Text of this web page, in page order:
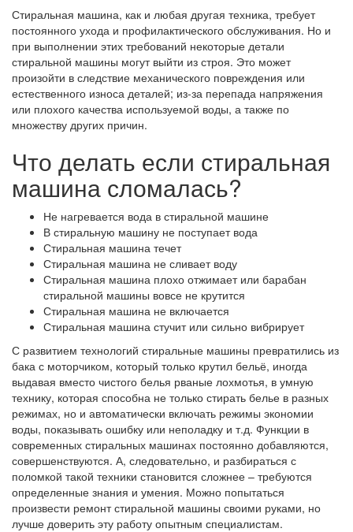
Стиральная машина, как и любая другая техника, требует
постоянного ухода и профилактического обслуживания. Но и
при выполнении этих требований некоторые детали
стиральной машины могут выйти из строя. Это может
произойти в следствие механического повреждения или
естественного износа деталей; из-за перепада напряжения
или плохого качества используемой воды, а также по
множеству других причин.
Что делать если стиральная
машина сломалась?
Не нагревается вода в стиральной машине
В стиральную машину не поступает вода
Стиральная машина течет
Стиральная машина не сливает воду
Стиральная машина плохо отжимает или барабан
стиральной машины вовсе не крутится
Стиральная машина не включается
Стиральная машина стучит или сильно вибрирует
С развитием технологий стиральные машины превратились из
бака с моторчиком, который только крутил бельё, иногда
выдавая вместо чистого белья рваные лохмотья, в умную
технику, которая способна не только стирать белье в разных
режимах, но и автоматически включать режимы экономии
воды, показывать ошибку или неполадку и т.д. Функции в
современных стиральных машинах постоянно добавляются,
совершенствуются. А, следовательно, и разбираться с
поломкой такой техники становится сложнее – требуются
определенные знания и умения. Можно попытаться
произвести ремонт стиральной машины своими руками, но
лучше доверить эту работу опытным специалистам.